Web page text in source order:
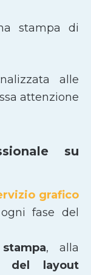
stampa di
alle
attenzione
su
grafico
fase del
, alla
del layout